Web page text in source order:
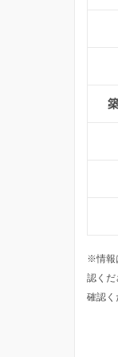
※情報
認くだ
確認く